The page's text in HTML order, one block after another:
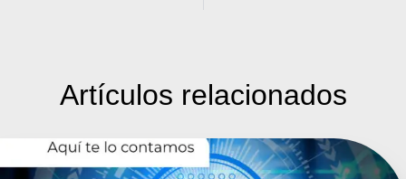
Artículos relacionados